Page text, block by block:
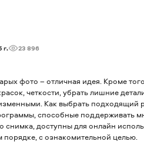
г. 23 896
фото – отличная идея. Кроме
четкости, убрать лишние
Как выбрать подходящий
способные поддерживать
снимка, доступны для онлайн
с ознакомительной целью.